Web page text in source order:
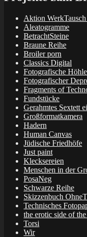
Aktion
Aleatogramme
BetrachtSteine
Braune Reihe
Broiler porn
Classics Digital
Fotografische
Fotografischer
Fragments of
Fundstücke
Gerahmtes Sextett
Großformatkamera
Hadern
Human Canvas
Jüdische Friedhöfe
Just paint
Klecksereien
Menschen in der
PosaNeg
Schwarze Reihe
Skizzenbuch
Technisches
the erotic side of
Torsi
Wir